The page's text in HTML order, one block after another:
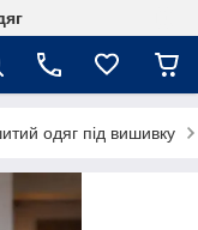
одяг під вишивку